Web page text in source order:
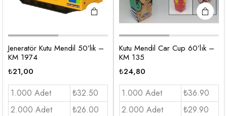
Jeneratör Kutu Mendil 50’lik –
KM 1974
₺21,00
1.000 Adet
₺32.50
2.000 Adet
₺26.00
Kutu Mendil Car Cup 60’lık –
KM 135
₺24,80
1.000 Adet
₺36.90
2.000 Adet
₺29.90